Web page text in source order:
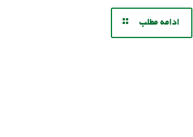
ادامه مطلب